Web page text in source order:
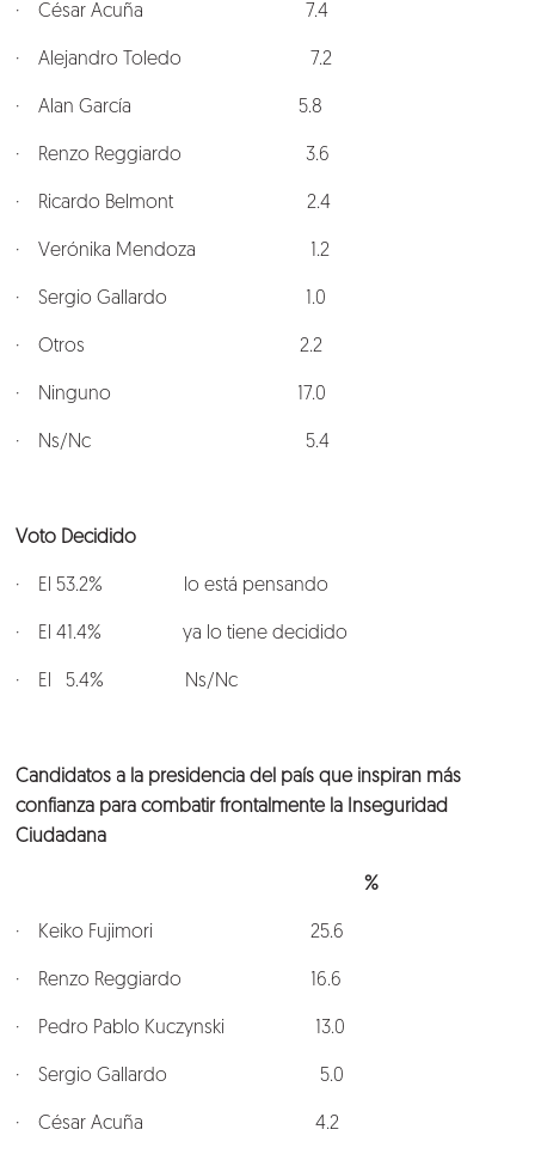
· César Acuña 7.4
· Alejandro Toledo 7.2
· Alan García 5.8
· Renzo Reggiardo 3.6
· Ricardo Belmont 2.4
· Verónika Mendoza 1.2
· Sergio Gallardo 1.0
· Otros 2.2
· Ninguno 17.0
· Ns/Nc 5.4
Voto Decidido
· El 53.2% lo está pensando
· El 41.4% ya lo tiene decidido
· El 5.4% Ns/Nc
Candidatos a la presidencia del país que inspiran más
confianza para combatir frontalmente la Inseguridad
Ciudadana
%
· Keiko Fujimori 25.6
· Renzo Reggiardo 16.6
· Pedro Pablo Kuczynski 13.0
· Sergio Gallardo 5.0
· César Acuña 4.2